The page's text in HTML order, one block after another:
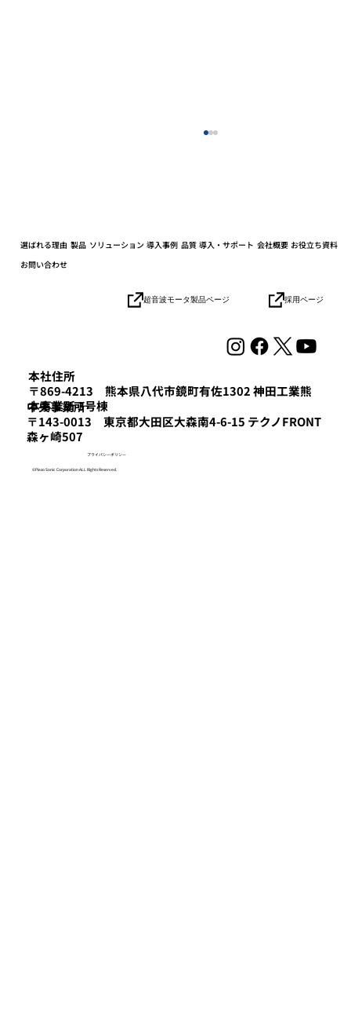
の社会実装を目指す「HICity 次世代ロボ
ティクスMeetup」参加レポート
本社住所
〒869-4213 熊本県八代市鏡町有佐1302 神田工業熊
本事業所 3号棟
​中央事業所
〒143-0013 東京都大田区大森南4-6-15 テクノFRONT
森ヶ崎507
選ばれる理由 製品 ソリューション 導入事例 品質 導入・サポート 会社概要 お役立ち資料
お問い合わせ
超音波モータ製品ページ 採用ページ
プライバシーポリシー
©Piezo Sonic Corporation ALL Rights Reserved.